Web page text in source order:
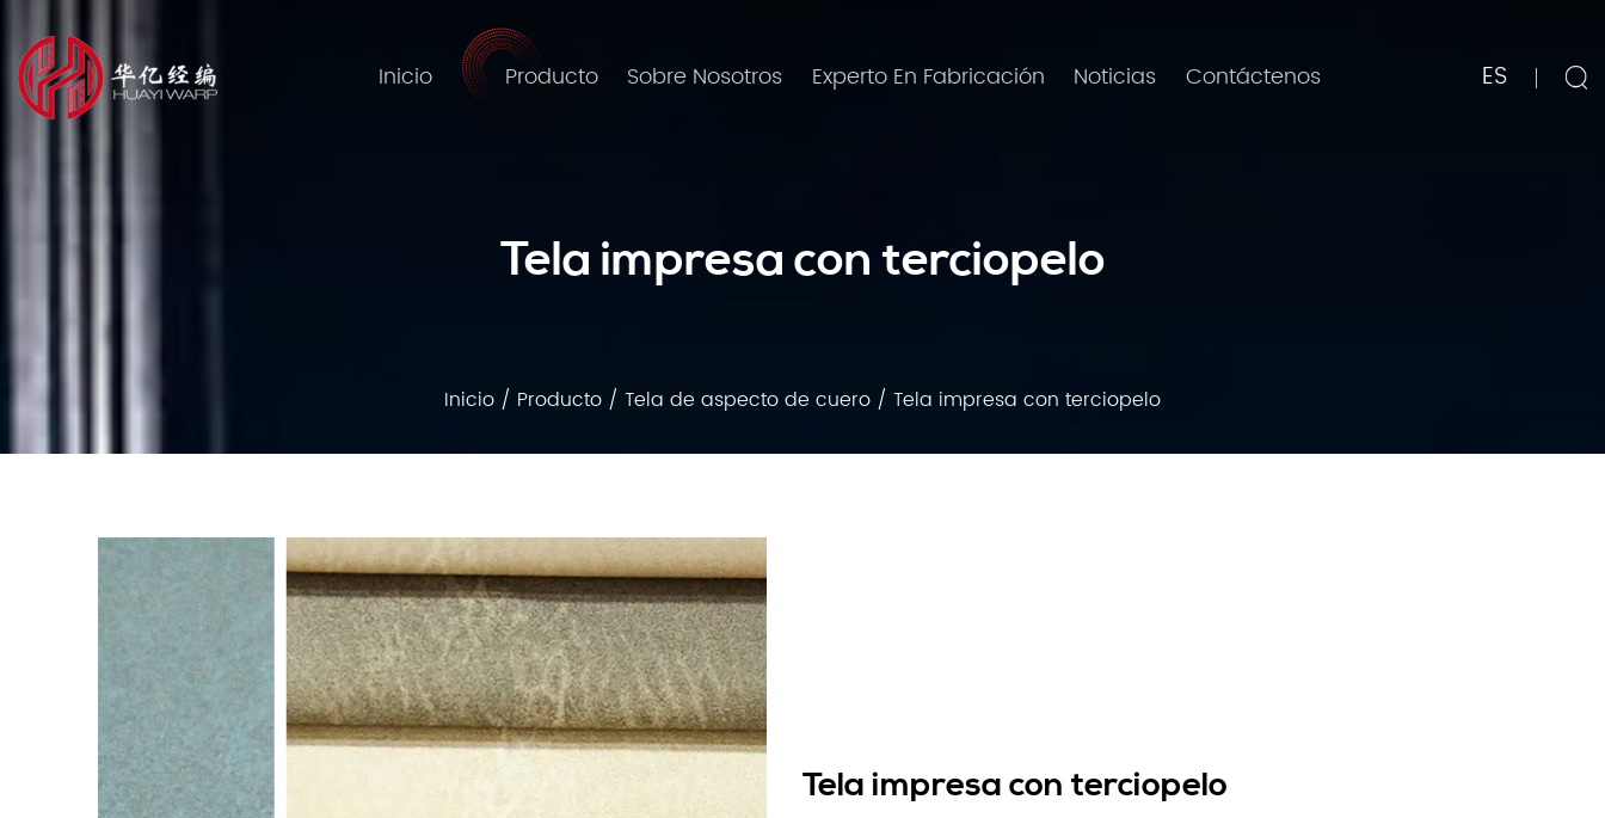
Inicio Producto Sobre Nosotros Experto En Fabricación Noticias Contáctenos ES
Tela impresa con terciopelo
Inicio / Producto / Tela de aspecto de cuero / Tela impresa con terciopelo
Tela impresa con terciopelo